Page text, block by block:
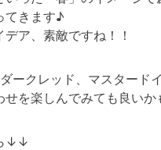
てきます♪
ア、素敵ですね！！
ークレッド、マスタード
を楽しんでみても良いか
↓↓